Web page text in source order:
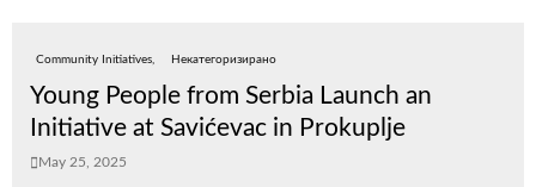
Community Initiatives Некатегоризирано
Young People from Serbia Launch an
Initiative at Savićevac in Prokuplje
May 25, 2025